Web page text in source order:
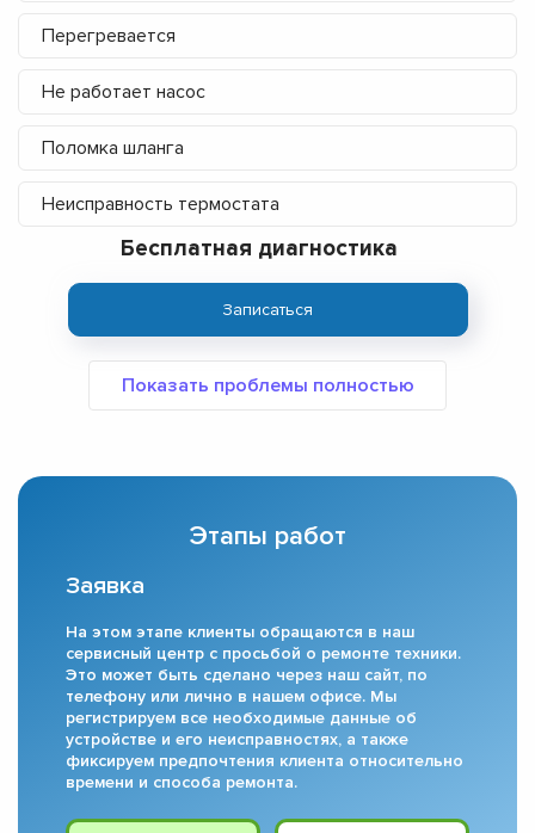
Перегревается
Не работает насос
Поломка шланга
Неисправность термостата
Бесплатная диагностика
Записаться
Этапы работ
Заявка
На этом этапе клиенты обращаются в наш
сервисный центр с просьбой о ремонте техники.
Это может быть сделано через наш сайт, по
телефону или лично в нашем офисе. Мы
регистрируем все необходимые данные об
устройстве и его неисправностях, а также
фиксируем предпочтения клиента относительно
времени и способа ремонта.